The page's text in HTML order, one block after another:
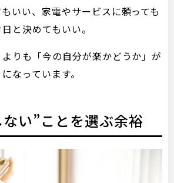
いい、家電やサービスに頼っても
と決めてもいい。
よりも「今の自分が楽かどうか」が
なっています。
い”ことを選ぶ余裕